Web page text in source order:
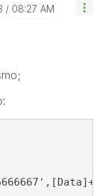
08:27 AM